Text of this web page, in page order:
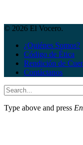
© 2026 El Vocero.
¿Quiénes Somos?
Código de Ética
Rendición de
Contáctanos
Type above and press